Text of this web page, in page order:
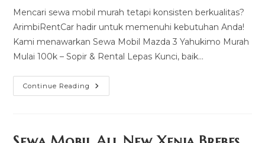
modified:
Mencari sewa mobil murah tetapi konsisten berkualitas?
ArimbiRentCar hadir untuk memenuhi kebutuhan Anda!
Kami menawarkan Sewa Mobil Mazda 3 Yahukimo Murah
Mulai 100k – Sopir & Rental Lepas Kunci, baik…
Continue Reading Sewa
Mobil
Mulai